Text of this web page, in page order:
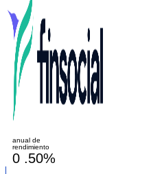
anual de
rendimiento
0 .50%